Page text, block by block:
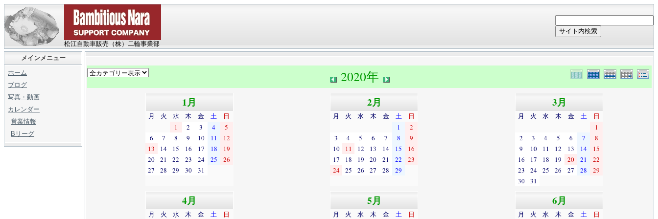
松江自動車販売（株）二輪事業部
サイト内検索
メインメニュー
ホーム
ブログ
写真・動画
カレンダー
営業情報
Bリーグ
2020年
1月
月 火 水 木 金 土
日
1
2 3 4
5
6
7 8 9 10 11
12
13
14 15 16 17 18
19
20
21 22 23 24 25
26
27
28 29 30 31
2月
月 火 水 木 金 土
日
1
2
3
4 5 6 7 8
9
10
11 12 13 14 15
16
17
18 19 20 21 22
23
24
25 26 27 28 29
3月
月 火 水 木 金 土
日
1
2
3 4 5 6 7
8
9
10 11 12 13 14
15
16
17 18 19 20 21
22
23
24 25 26 27 28
29
30
31
4月
月 火 水 木 金 土 日
5月
月 火 水 木 金 土 日
6月
月 火 水 木 金 土 日